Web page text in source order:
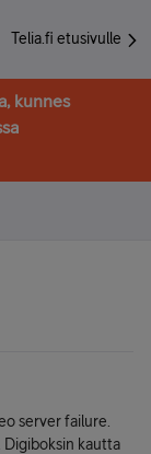
Telia.fi etusivulle
kunnes
server failure.
Digiboksin kautta